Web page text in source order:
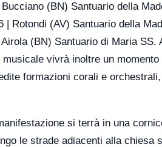
(BN) Santuario della
| Rotondi (AV) Santuario della
(BN) Santuario di Maria SS.
vivrà inoltre un
formazioni corali e
si terrà in una
le strade adiacenti alla chiesa